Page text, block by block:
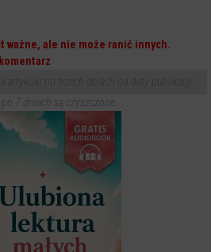
ważne, ale nie może ranić innych.
7 dniach są czyszczone.